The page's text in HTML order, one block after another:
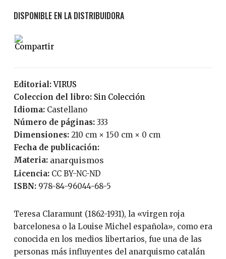
Editorial: VIRUS
Coleccion del libro:
Sin Colección
Idioma:
Castellano
Número de páginas: 333
Dimensiones: 210 cm × 150 cm × 0 cm
Fecha de publicación:
Materia: anarquismos
Licencia:
CC BY-NC-ND
ISBN:
978-84-96044-68-5
Teresa Claramunt (1862-1931), la «virgen roja
barcelonesa o la Louise Michel española», como era
conocida en los medios libertarios, fue una de las
personas más influyentes del anarquismo catalán